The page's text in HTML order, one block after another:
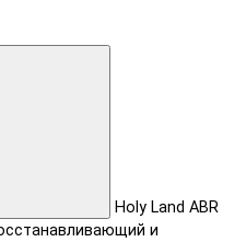
Holy Land ABR
и